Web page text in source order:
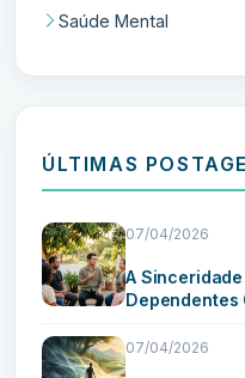
Saúde Mental
ÚLTIMAS
07/04/2026
A
Dependentes
07/04/2026